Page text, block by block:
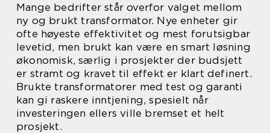
Mange bedrifter står overfor valget mellom
ny og brukt transformator. Nye enheter gir
ofte høyeste effektivitet og mest forutsigbar
levetid, men brukt kan være en smart løsning
økonomisk, særlig i prosjekter der budsjett
er stramt og kravet til effekt er klart definert.
Brukte transformatorer med test og garanti
kan gi raskere inntjening, spesielt når
investeringen ellers ville bremset et helt
prosjekt.